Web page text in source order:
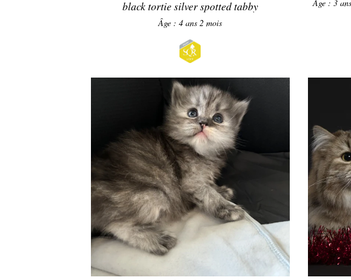
black tortie silver spotted tabby
Âge : 4 ans 2 mois
Âge : 3